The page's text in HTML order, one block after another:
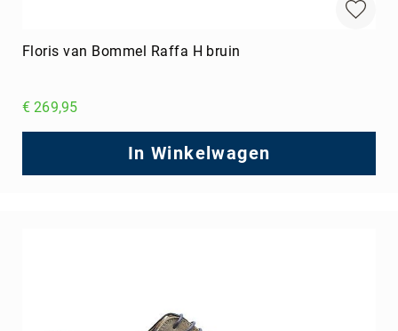
Floris van Bommel Raffa H bruin
€ 269,95
In Winkelwagen